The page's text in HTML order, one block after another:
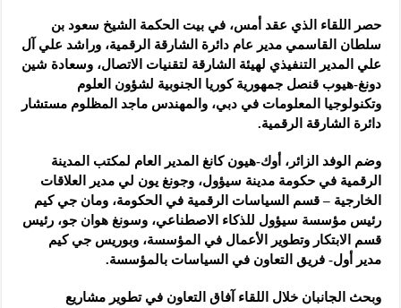
حصر اللقاء الذي عقد أمس، في بيت الحكمة الشيخ سعود بن
سلطان القاسمي مدير عام دائرة الشارقة الرقمية، وراشد علي آل
علي المدير التنفيذي لهيئة الشارقة لتقنيات الاتصال، وسعادة شين
دونغ-هيوب قنصل جمهورية كوريا الجنوبية لشؤون العلوم
وتكنولوجيا المعلومات في دبي، والمهندس ماجد المظلوم مستشار
دائرة الشارقة الرقمية.
وضم الوفد الزائر، أوك-هيون كانغ المدير العام لمكتب المدينة
الرقمية في حكومة مدينة سيؤول، وجونغ يون لي مدير العلاقات
الخارجية – قسم السياسات الرقمية في الحكومة، ومان جي كيم
رئيس مؤسسة سيؤول للذكاء الاصطناعي، وسونغ هوان جو، رئيس
قسم الابتكار وتطوير الأعمال في المؤسسة، وبوريس جي كيم
مدير أول- فريق التعاون في السياسات بالمؤسسة.
وبحث الجانبان خلال اللقاء آفاق التعاون في تطوير مشاريع